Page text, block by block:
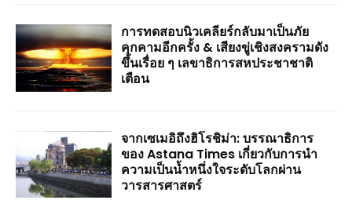
การทดสอบนิวเคลียร์กลับมาเป็นภัย
คุกคามอีกครั้ง & เสียงขู่เชิงสงครามดัง
ขึ้นเรื่อย ๆ เลขาธิการสหประชาชาติ
เตือน
จากเซเมอิถึงฮิโรชิม่า: บรรณาธิการ
ของ Astana Times เกี่ยวกับการนำ
ความเป็นน้ำหนึ่งใจระดับโลกผ่าน
วารสารศาสตร์